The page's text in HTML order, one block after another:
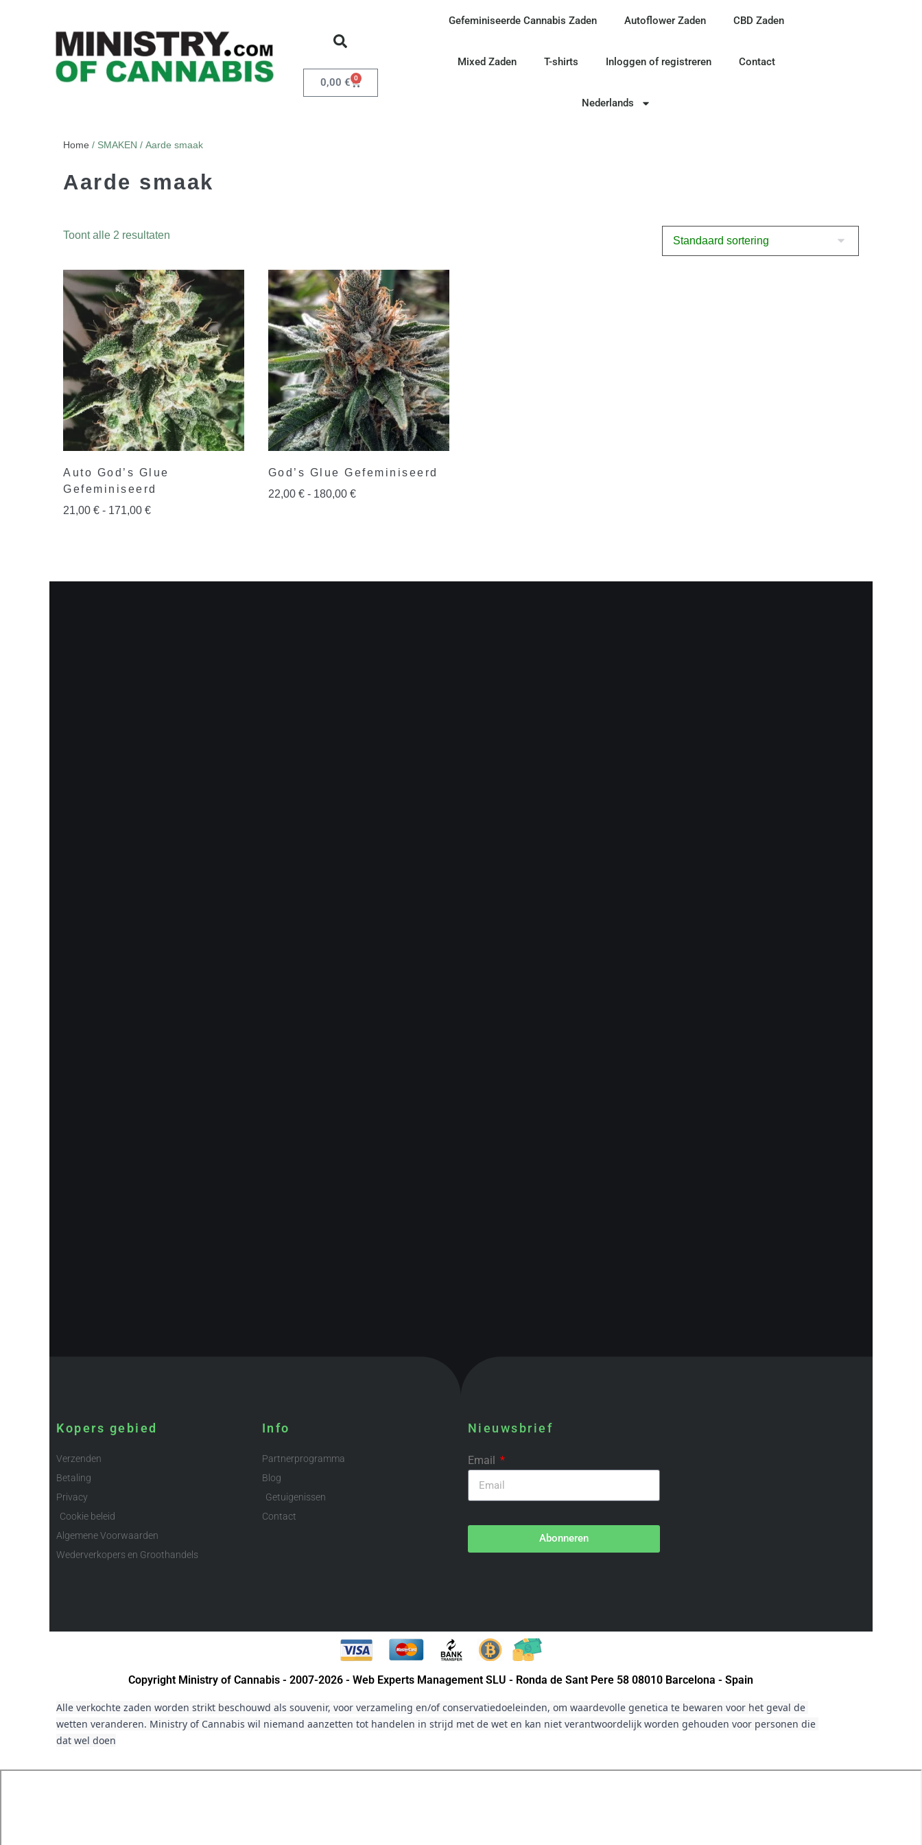
0,00 € 0
Gefeminiseerde Cannabis Zaden Autoflower Zaden CBD Zaden
Mixed Zaden T-shirts Inloggen of registreren Contact
Nederlands
Home / SMAKEN / Aarde smaak
Aarde smaak
Toont alle 2 resultaten
Auto God’s Glue
Gefeminiseerd
21,00 € - 171,00 €
God’s Glue Gefeminiseerd
22,00 € - 180,00 €
Kopers gebied
Verzenden
Betaling
Privacy
Cookie beleid
Algemene Voorwaarden
Wederverkopers en Groothandels
Info
Partnerprogramma
Blog
Getuigenissen
Contact
Nieuwsbrief
Email
Abonneren
Copyright Ministry of Cannabis - 2007-2026 - Web Experts Management SLU - Ronda de Sant Pere 58 08010 Barcelona - Spain
Alle verkochte zaden worden strikt beschouwd als souvenir, voor verzameling en/of conservatiedoeleinden, om waardevolle genetica te bewaren voor het geval de
wetten veranderen. Ministry of Cannabis wil niemand aanzetten tot handelen in strijd met de wet en kan niet verantwoordelijk worden gehouden voor personen die
dat wel doen